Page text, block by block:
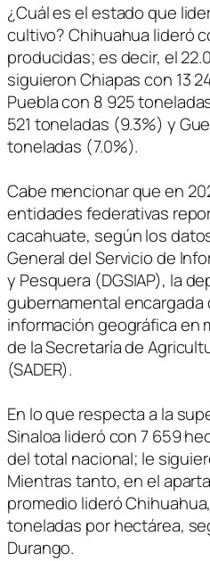
¿Cuál es el estado que
cultivo? Chihuahua lideró
producidas; es decir, el
siguieron Chiapas con 13
Puebla con 8 925
521 toneladas (9.3%) y
toneladas (7.0%).
Cabe mencionar que en
entidades federativas
cacahuate, según los
General del Servicio de
y Pesquera (DGSIAP), la
gubernamental
información geográfica en
de la Secretaría de
(SADER).
En lo que respecta a la
Sinaloa lideró con 7 659
del total nacional; le
Mientras tanto, en el
promedio lideró
toneladas por hectárea,
Durango.